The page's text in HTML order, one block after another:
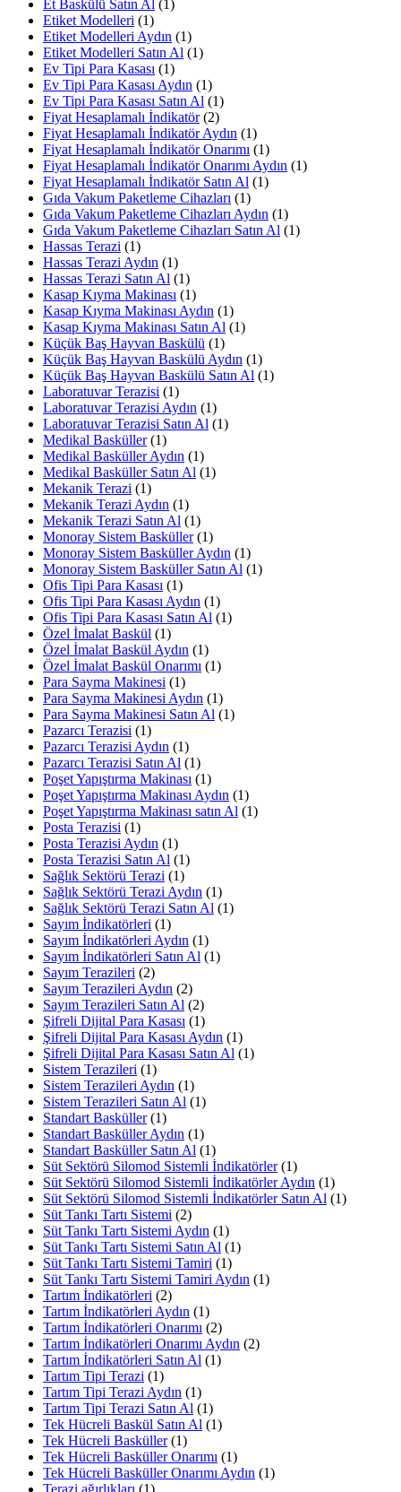
Et Baskülü Satın Al (1)
Etiket Modelleri (1)
Etiket Modelleri Aydın (1)
Etiket Modelleri Satın Al (1)
Ev Tipi Para Kasası (1)
Ev Tipi Para Kasası Aydın (1)
Ev Tipi Para Kasası Satın Al (1)
Fiyat Hesaplamalı İndikatör (2)
Fiyat Hesaplamalı İndikatör Aydın (1)
Fiyat Hesaplamalı İndikatör Onarımı (1)
Fiyat Hesaplamalı İndikatör Onarımı Aydın (1)
Fiyat Hesaplamalı İndikatör Satın Al (1)
Gıda Vakum Paketleme Cihazları (1)
Gıda Vakum Paketleme Cihazları Aydın (1)
Gıda Vakum Paketleme Cihazları Satın Al (1)
Hassas Terazi (1)
Hassas Terazi Aydın (1)
Hassas Terazi Satın Al (1)
Kasap Kıyma Makinası (1)
Kasap Kıyma Makinası Aydın (1)
Kasap Kıyma Makinası Satın Al (1)
Küçük Baş Hayvan Baskülü (1)
Küçük Baş Hayvan Baskülü Aydın (1)
Küçük Baş Hayvan Baskülü Satın Al (1)
Laboratuvar Terazisi (1)
Laboratuvar Terazisi Aydın (1)
Laboratuvar Terazisi Satın Al (1)
Medikal Basküller (1)
Medikal Basküller Aydın (1)
Medikal Basküller Satın Al (1)
Mekanik Terazi (1)
Mekanik Terazi Aydın (1)
Mekanik Terazi Satın Al (1)
Monoray Sistem Basküller (1)
Monoray Sistem Basküller Aydın (1)
Monoray Sistem Basküller Satın Al (1)
Ofis Tipi Para Kasası (1)
Ofis Tipi Para Kasası Aydın (1)
Ofis Tipi Para Kasası Satın Al (1)
Özel İmalat Baskül (1)
Özel İmalat Baskül Aydın (1)
Özel İmalat Baskül Onarımı (1)
Para Sayma Makinesi (1)
Para Sayma Makinesi Aydın (1)
Para Sayma Makinesi Satın Al (1)
Pazarcı Terazisi (1)
Pazarcı Terazisi Aydın (1)
Pazarcı Terazisi Satın Al (1)
Poşet Yapıştırma Makinası (1)
Poşet Yapıştırma Makinası Aydın (1)
Poşet Yapıştırma Makinası satın Al (1)
Posta Terazisi (1)
Posta Terazisi Aydın (1)
Posta Terazisi Satın Al (1)
Sağlık Sektörü Terazi (1)
Sağlık Sektörü Terazi Aydın (1)
Sağlık Sektörü Terazi Satın Al (1)
Sayım İndikatörleri (1)
Sayım İndikatörleri Aydın (1)
Sayım İndikatörleri Satın Al (1)
Sayım Terazileri (2)
Sayım Terazileri Aydın (2)
Sayım Terazileri Satın Al (2)
Şifreli Dijital Para Kasası (1)
Şifreli Dijital Para Kasası Aydın (1)
Şifreli Dijital Para Kasası Satın Al (1)
Sistem Terazileri (1)
Sistem Terazileri Aydın (1)
Sistem Terazileri Satın Al (1)
Standart Basküller (1)
Standart Basküller Aydın (1)
Standart Basküller Satın Al (1)
Süt Sektörü Silomod Sistemli İndikatörler (1)
Süt Sektörü Silomod Sistemli İndikatörler Aydın (1)
Süt Sektörü Silomod Sistemli İndikatörler Satın Al (1)
Süt Tankı Tartı Sistemi (2)
Süt Tankı Tartı Sistemi Aydın (1)
Süt Tankı Tartı Sistemi Satın Al (1)
Süt Tankı Tartı Sistemi Tamiri (1)
Süt Tankı Tartı Sistemi Tamiri Aydın (1)
Tartım İndikatörleri (2)
Tartım İndikatörleri Aydın (1)
Tartım İndikatörleri Onarımı (2)
Tartım İndikatörleri Onarımı Aydın (2)
Tartım İndikatörleri Satın Al (1)
Tartım Tipi Terazi (1)
Tartım Tipi Terazi Aydın (1)
Tartım Tipi Terazi Satın Al (1)
Tek Hücreli Baskül Satın Al (1)
Tek Hücreli Basküller (1)
Tek Hücreli Basküller Onarımı (1)
Tek Hücreli Basküller Onarımı Aydın (1)
Terazi ağırlıkları (1)